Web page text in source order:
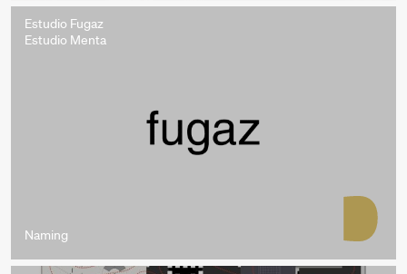
Estudio Fugaz
Estudio Menta
Naming